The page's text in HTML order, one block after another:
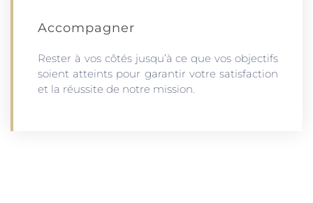
Accompagner
Rester à vos côtés jusqu’à ce que vos objectifs
soient atteints pour garantir votre satisfaction
et la réussite de notre mission.